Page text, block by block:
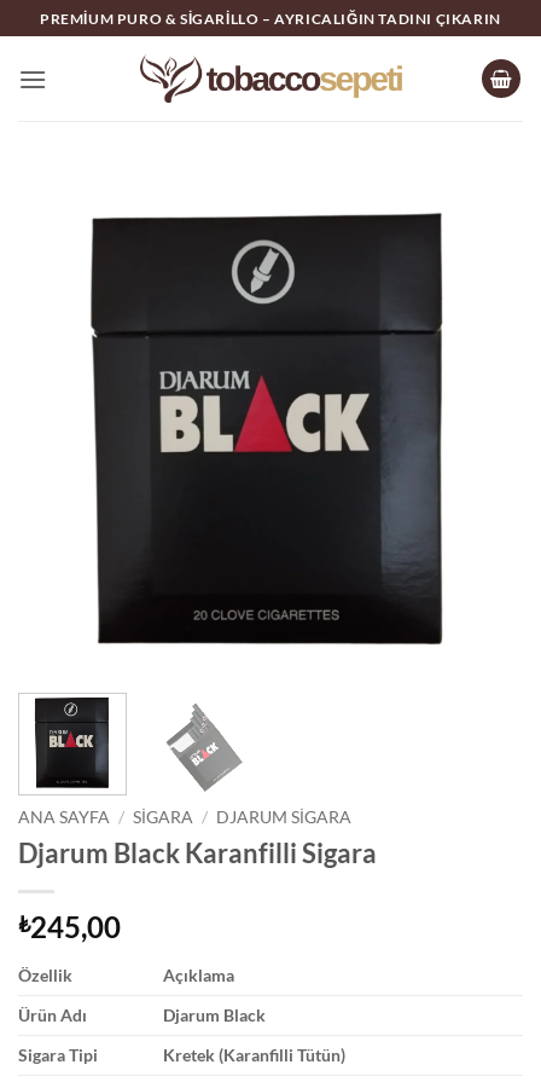
İçeriğe
atla
PREMIUM PURO & SIGARILLO – AYRICALIĞIN TADINI ÇIKARIN
ANA SAYFA / SIGARA / DJARUM SIGARA
Djarum Black Karanfilli Sigara
₺245,00
Özellik
Açıklama
Ürün Adı
Djarum Black
Sigara Tipi
Kretek (Karanfilli Tütün)